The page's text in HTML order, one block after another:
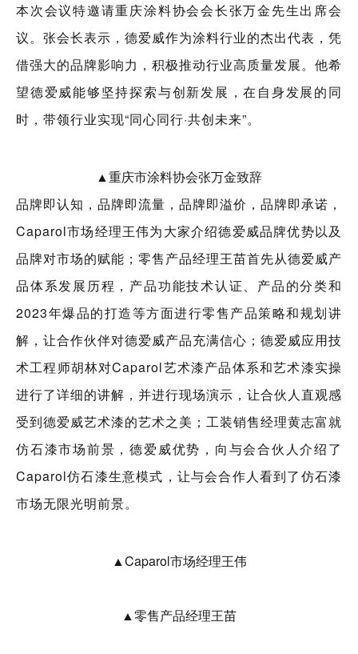
本次会议特邀请重庆涂料协会会长张万金先生出席会
议。张会长表示，德爱威作为涂料行业的杰出代表， 凭
借强大的品牌影响力，积极推动行业高质量发展。他希
望德爱威能够坚持探索与创新发展，在自身发展的同
时，带领行业实现“同心同行·共创未来”。
▲重庆市涂料协会张万金致辞
品牌即认知，品牌即流量，品牌即溢价，品牌即承诺，
Caparol市场经理王伟为大家介绍德爱威品牌优势以及
品牌对市场的赋能；零售产品经理王苗首先从德爱威产
品体系发展历程，产品功能技术认证、产品的分类和
2023年爆品的打造等方面进行零售产品策略和规划讲
解，让合作伙伴对德爱威产品充满信心；德爱威应用技
术工程师胡林对Caparol艺术漆产品体系和艺术漆实操
进行了详细的讲解，并进行现场演示，让合伙人直观感
受到德爱威艺术漆的艺术之美；工装销售经理黄志富就
仿石漆市场前景，德爱威优势，向与会合伙人介绍了
Caparol仿石漆生意模式，让与会合作人看到了仿石漆
市场无限光明前景。
▲Caparol市场经理王伟
▲零售产品经理王苗